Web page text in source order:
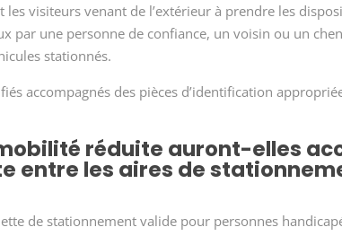
les visiteurs venant de l’extérieur à prendre les
par une personne de confiance, un voisin ou un
stationnés.
accompagnés des pièces d’identification
réduite auront-elles
entre les aires de
de stationnement valide pour personnes